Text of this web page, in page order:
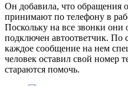
Он добавила, что обращения
принимают по телефону в
Поскольку на все звонки они
подключен автоответчик. По
каждое сообщение на нем
человек оставил свой номер
стараются помочь.